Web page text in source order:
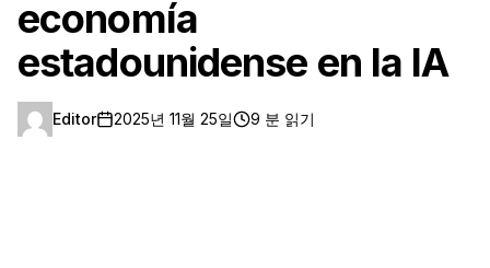
economía
estadounidense en la IA
Editor 2025년 11월 25일 9 분 읽기